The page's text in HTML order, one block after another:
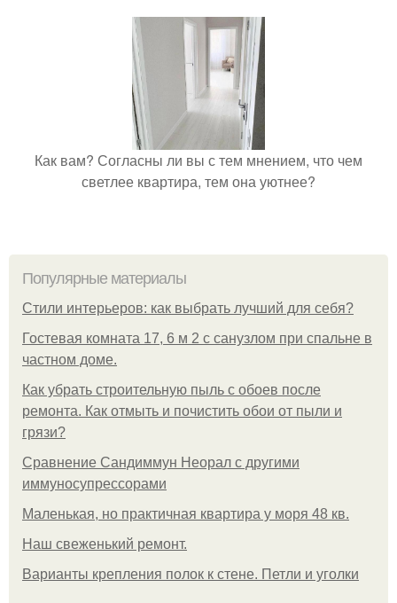
Как вам? Согласны ли вы с тем мнением, что чем
светлее квартира, тем она уютнее?
Популярные материалы
Стили интерьеров: как выбрать лучший для себя?
Гостевая комната 17, 6 м 2 с санузлом при спальне в
частном доме.
Как убрать строительную пыль с обоев после
ремонта. Как отмыть и почистить обои от пыли и
грязи?
Сравнение Сандиммун Неорал с другими
иммуносупрессорами
Маленькая, но практичная квартира у моря 48 кв.
Наш свеженький ремонт.
Варианты крепления полок к стене. Петли и уголки